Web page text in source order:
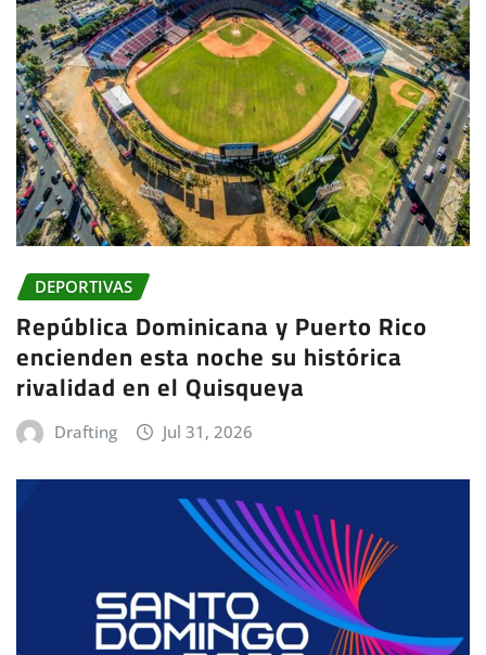
DEPORTIVAS
República Dominicana y Puerto Rico
encienden esta noche su histórica
rivalidad en el Quisqueya
Drafting Jul 31, 2026